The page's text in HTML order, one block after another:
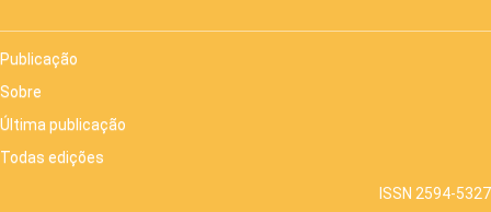
Publicação
Sobre
Última publicação
Todas edições
ISSN 2594-5327